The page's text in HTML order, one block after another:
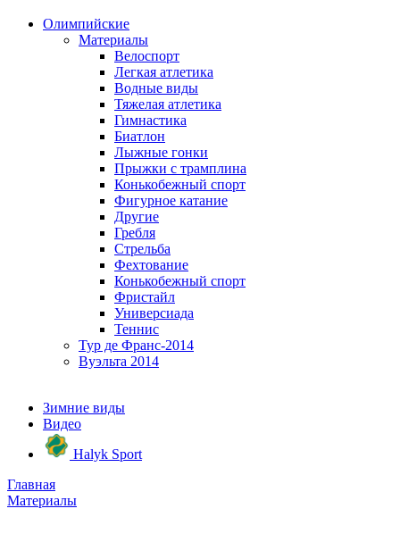
Олимпийские
Материалы
Велоспорт
Легкая атлетика
Водные виды
Тяжелая атлетика
Гимнастика
Биатлон
Лыжные гонки
Прыжки с трамплина
Конькобежный спорт
Фигурное катание
Другие
Гребля
Стрельба
Фехтование
Конькобежный спорт
Фристайл
Универсиада
Теннис
Тур де Франс-2014
Вуэльта 2014
Зимние виды
Видео
Halyk Sport
Главная
Материалы